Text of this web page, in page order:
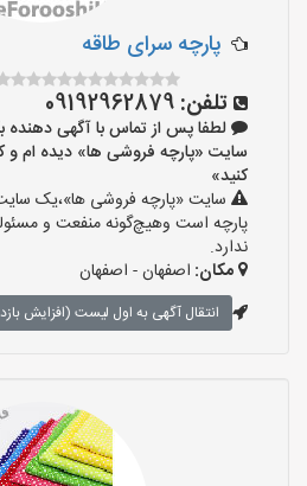
پارچه سرای طاقه
تلفن: 09192962879
لطفا پس از تماس با آگهی دهنده
کنید»
سایت «پارچه فروشی ها»،یک
پارچه است وهیچ‌گونه منفعت و
ندارد.
مکان: اصفهان - اصفهان
انتقال آگهی به اول لیست (افزایش